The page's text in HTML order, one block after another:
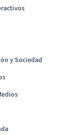
y Sociedad